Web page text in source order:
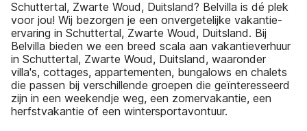
Schuttertal, Zwarte Woud, Duitsland? Belvilla is dé plek
voor jou! Wij bezorgen je een onvergetelijke vakantie-
ervaring in Schuttertal, Zwarte Woud, Duitsland. Bij
Belvilla bieden we een breed scala aan vakantieverhuur
in Schuttertal, Zwarte Woud, Duitsland, waaronder
villa's, cottages, appartementen, bungalows en chalets
die passen bij verschillende groepen die geïnteresseerd
zijn in een weekendje weg, een zomervakantie, een
herfstvakantie of een wintersportavontuur.